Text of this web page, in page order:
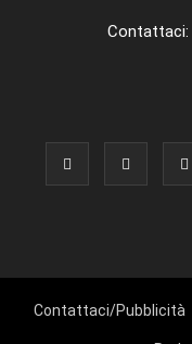
Contattaci:
Contattaci/Pubblicità